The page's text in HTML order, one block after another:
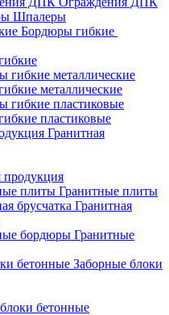
Шпалеры
Бордюры гибкие
металлические
пластиковые
Гранитная
продукция
Гранитные плиты
Гранитная
Гранитные
Заборные блоки
бетонные